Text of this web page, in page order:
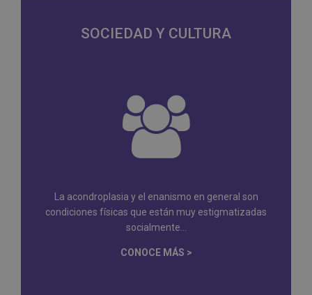
SOCIEDAD Y CULTURA
La acondroplasia y el enanismo en general son
condiciones físicas que están muy estigmatizadas
socialmente...
CONOCE MÁS >